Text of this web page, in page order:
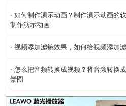
· 如何制作演示动画？制作演示动画的
制作演示动画
· 视频添加滤镜效果，如何给视频添加
· 怎么把音频转换成视频？将音频转换
景图